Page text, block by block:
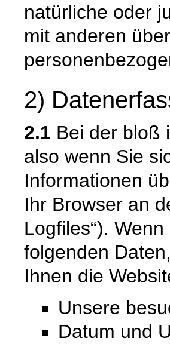
natürliche oder
mit anderen
2)
2.1 Bei der bloß
also wenn Sie
Informationen
Ihr Browser an
Logfiles“).
folgenden
Ihnen die
Unsere
Datum und